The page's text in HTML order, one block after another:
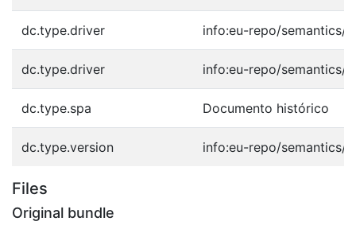
dc.type.driver info:eu-repo/semantics/
dc.type.driver info:eu-repo/semantics/
dc.type.spa Documento histórico
dc.type.version info:eu-repo/semantics/
Files
Original bundle